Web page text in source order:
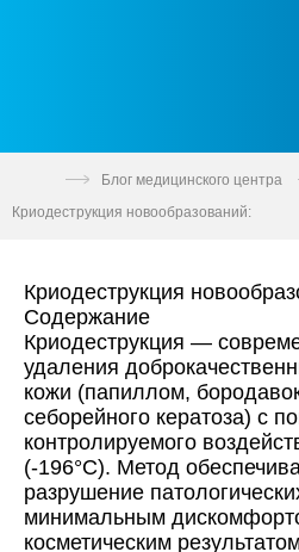
Блог медицинского центра
Криодеструкция новообразований:
Криодеструкция
Содержание
Криодеструкция —
удаления
кожи (папиллом,
себорейного кератоза) с
контролируемого
(-196°C). Метод
разрушение
минимальным
косметическим